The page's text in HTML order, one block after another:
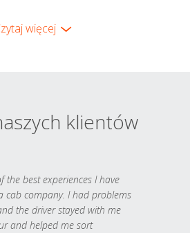
więcej
klientów
the best experiences I have
cab company. I had problems
the driver stayed with me
and helped me sort